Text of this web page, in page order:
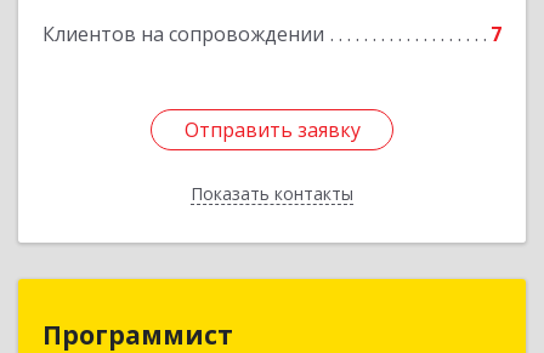
Клиентов на сопровождении 7
Отправить заявку
Показать контакты
Отправить заявку
Назад
Программист